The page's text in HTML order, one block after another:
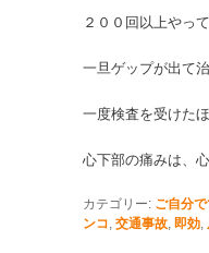
２００回以上やっ
一旦ゲップが出て
一度検査を受けた
心下部の痛みは、
カテゴリー: ご自分
ンコ, 交通事故, 即効,